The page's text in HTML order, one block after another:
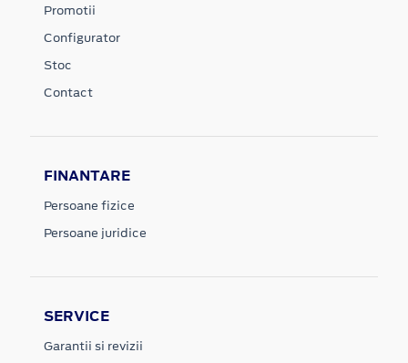
Promotii
Configurator
Stoc
Contact
FINANTARE
Persoane fizice
Persoane juridice
SERVICE
Garantii si revizii